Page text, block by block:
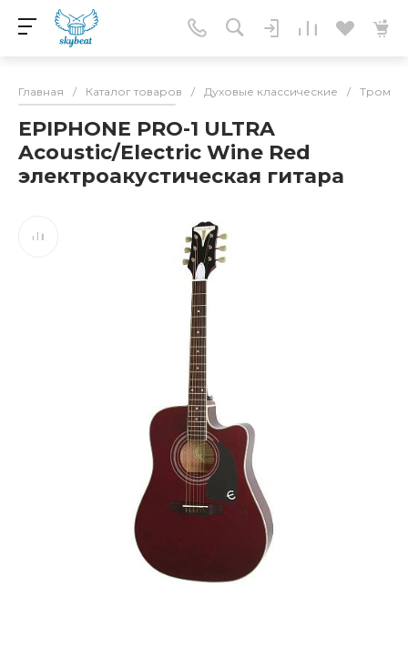
Главная / Каталог товаров / Духовые классические /
EPIPHONE PRO-1 ULTRA
Acoustic/Electric Wine Red
электроакустическая гитара